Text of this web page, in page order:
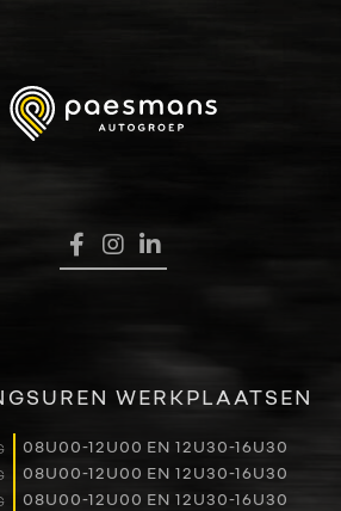
RENAULT PRO+
VERHUUR
CONTACT
WERKPLAATSEN
08U00-12U00 EN 12U30-16U30
08U00-12U00 EN 12U30-16U30
08U00-12U00 EN 12U30-16U30